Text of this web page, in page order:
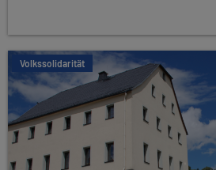
Volkssolidarität